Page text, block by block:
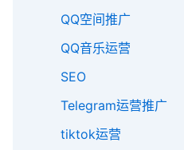
QQ空间推广
QQ音乐运营
SEO
Telegram运营推广
tiktok运营